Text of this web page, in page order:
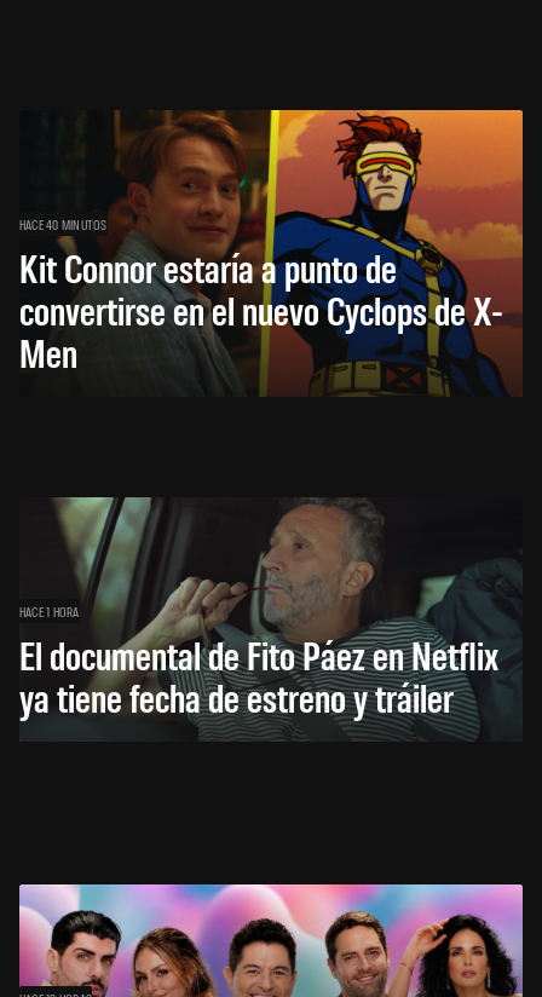
HACE 40 MINUTOS
Kit Connor estaría a punto de
convertirse en el nuevo Cyclops de X-
Men
HACE 1 HORA
El documental de Fito Páez en Netflix
ya tiene fecha de estreno y tráiler